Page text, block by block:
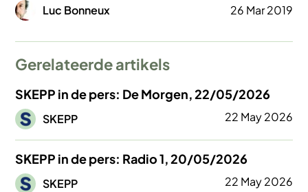
Afbeelding
Luc Bonneux 26 Mar 2019
Gerelateerde artikels
SKEPP in de pers: De Morgen, 22/05/2026
Afbeelding
SKEPP 22 May 2026
SKEPP in de pers: Radio 1, 20/05/2026
Afbeelding
SKEPP 22 May 2026